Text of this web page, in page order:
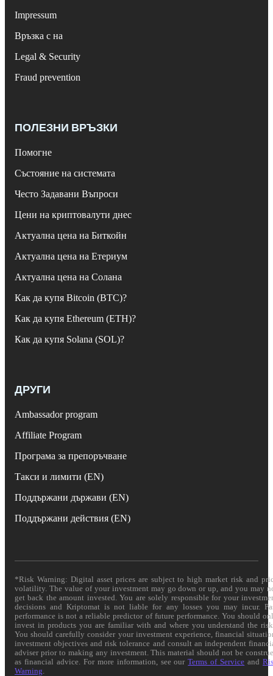
Impressum
Връзка с на
Legal & Security
Fraud prevention
ПОЛЕЗНИ ВРЪЗКИ
Помогне
Състояние на системата
Често Задавани Въпроси
Цени на криптовалути днес
Актуална цена на Биткойн
Актуална цена на Етериум
Актуална цена на Солана
Как да купя Bitcoin (BTC)?
Как да купя Ethereum (ETH)?
Как да купя Solana (SOL)?
ДРУГИ
Ambassador program
Affiliate Program
Програма за препоръчване
Такси и лимити (EN)
Поддържани държави (EN)
Поддържани действия (EN)
*Risk Warning: Digital asset prices are subject to high market risk and
volatility. The value of your investment may go down or up, and you may
get back the amount invested. You are solely responsible for your
decisions and Kriptomat is not liable for any losses you may incur.
performance is not a reliable predictor of future performance. You should
invest in products you are familiar with and where you understand the
You should carefully consider your investment experience, financial
investment objectives and risk tolerance and consult an independent
adviser prior to making any investment. This material should not be
as financial advice. For more information, see ourTerms of Service and
Warning